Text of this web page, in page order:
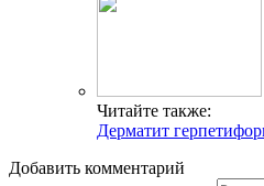
Читайте также:
Дерматит
Добавить комментарий